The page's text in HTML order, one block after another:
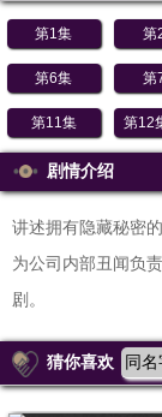
第1集 第
第6集 第
第11集 第12
剧情介绍
讲述拥有隐藏秘密
为公司内部丑闻负
剧。
猜你喜欢 同名